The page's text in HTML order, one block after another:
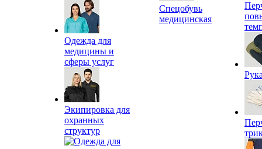
Одежда для
медицины и
сферы услуг
Экипировка для
охранных
структур
Спецобувь
медицинская